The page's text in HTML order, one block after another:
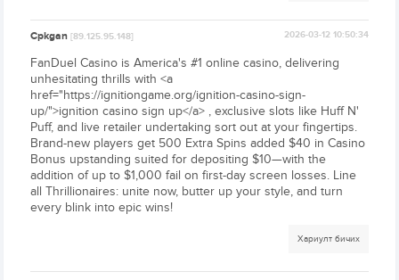
Cpkgan[89.125.95.148] 2026-03-12 10:50:34
FanDuel Casino is America's #1 online casino, delivering
unhesitating thrills with <a
href="https://ignitiongame.org/ignition-casino-sign-
up/">ignition casino sign up</a> , exclusive slots like Huff N'
Puff, and live retailer undertaking sort out at your fingertips.
Brand-new players get 500 Extra Spins added $40 in Casino
Bonus upstanding suited for depositing $10—with the
addition of up to $1,000 fail on first-day screen losses. Line
all Thrillionaires: unite now, butter up your style, and turn
every blink into epic wins!
Хариулт бичих